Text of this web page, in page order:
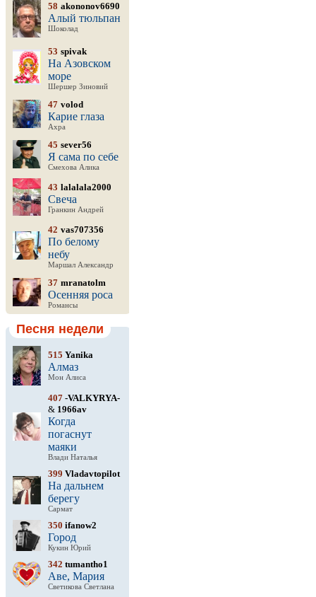
58 akononov6690
Алый тюльпан
Шоколад
53 spivak
На Азовском
море
Шершер Зиновий
47 volod
Карие глаза
Ахра
45 sever56
Я сама по себе
Смехова Алика
43 lalalala2000
Свеча
Гранкин Андрей
42 vas707356
По белому
небу
Маршал Александр
37 mranatolm
Осенняя роса
Романсы
Песня недели
515 Yanika
Алмаз
Мон Алиса
407 -VALKYRYA-
& 1966av
Когда
погаснут
маяки
Влади Наталья
399 Vladavtopilot
На дальнем
берегу
Сармат
350 ifanow2
Город
Кукин Юрий
342 tumantho1
Аве, Мария
Светикова Светлана